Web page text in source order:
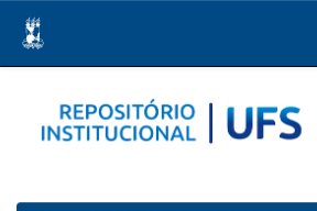
navigation